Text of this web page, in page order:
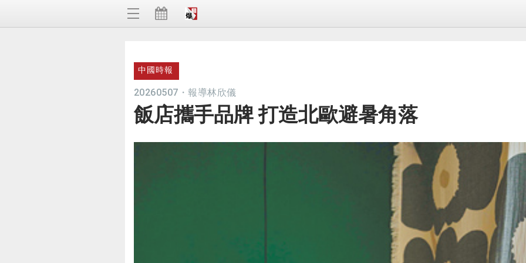
中國時報
20260507 ・ 報導林欣儀
飯店攜手品牌 打造北歐避暑角落